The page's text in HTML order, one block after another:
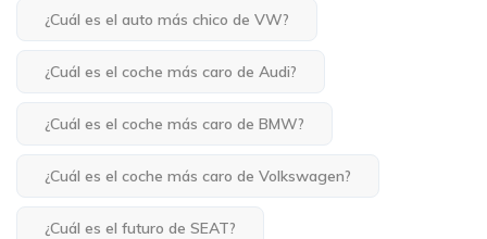
¿Cuál es el auto más chico de VW?
¿Cuál es el coche más caro de Audi?
¿Cuál es el coche más caro de BMW?
¿Cuál es el coche más caro de Volkswagen?
¿Cuál es el futuro de SEAT?